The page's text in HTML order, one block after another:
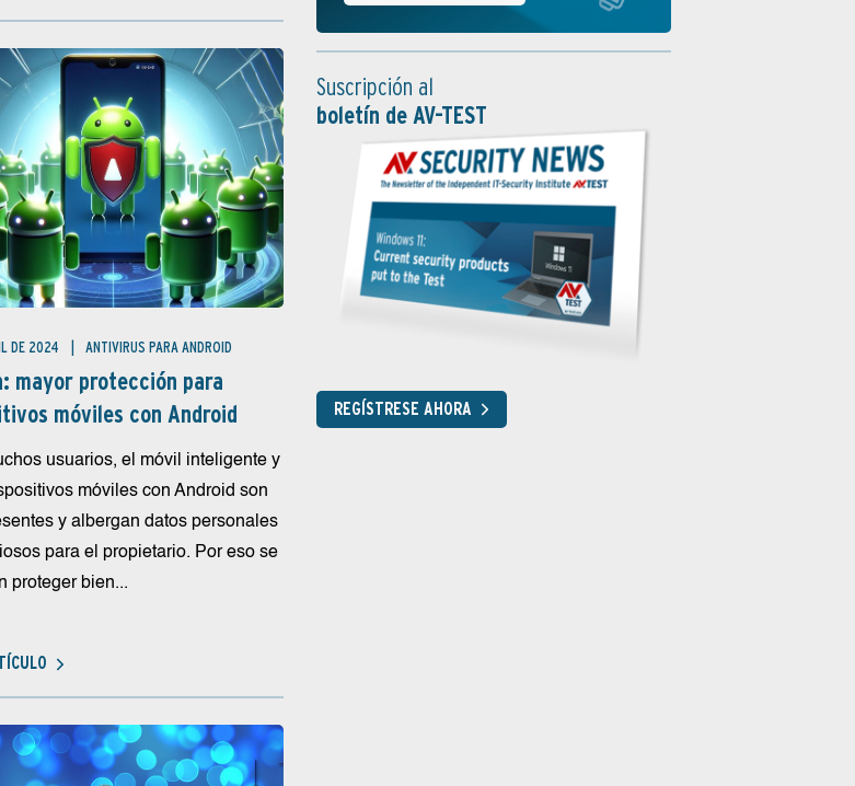
DE 2024 ANTIVIRUS PARA ANDROID
mayor protección para
móviles con Android
usuarios, el móvil inteligente y
móviles con Android son
y albergan datos personales
para el propietario. Por eso se
proteger bien...
Suscripción al
boletín de AV-TEST
REGÍSTRESE AHORA